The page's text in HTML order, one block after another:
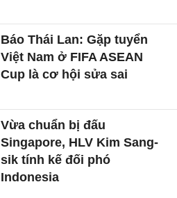
Báo Thái Lan: Gặp tuyển
Việt Nam ở FIFA ASEAN
Cup là cơ hội sửa sai
Vừa chuẩn bị đấu
Singapore, HLV Kim Sang-
sik tính kế đối phó
Indonesia